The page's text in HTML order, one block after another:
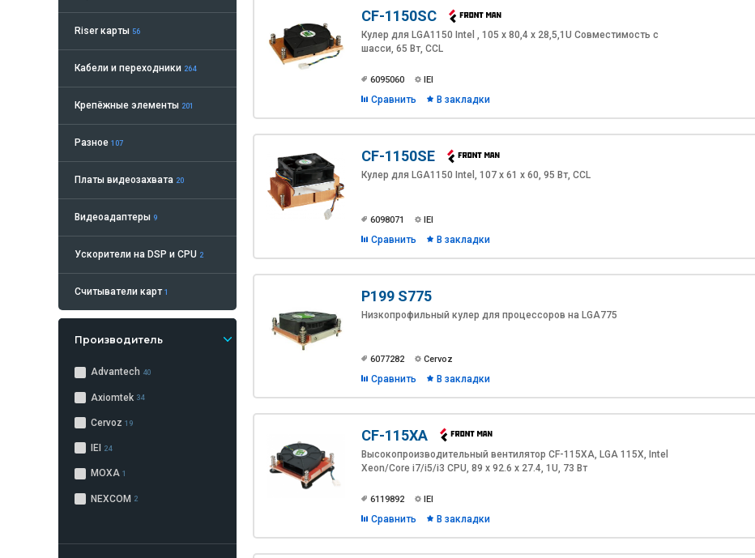
Riser карты 56
Кабели и переходники 264
Крепёжные элементы 201
Разное 107
Платы видеозахвата 20
Видеоадаптеры 9
Ускорители на DSP и CPU 2
Считыватели карт 1
Производитель
Advantech 40
Axiomtek 34
Cervoz 19
IEI 24
MOXA 1
NEXCOM 2
CF-1150SC
Кулер для LGA1150 Intel , 105 х 80,4 х 28,5,1U Совместимость с
шасси, 65 Вт, CCL
6095060 IEI
Сравнить В закладки
CF-1150SE
Кулер для LGA1150 Intel, 107 x 61 x 60, 95 Вт, CCL
6098071 IEI
Сравнить В закладки
P199 S775
Низкопрофильный кулер для процессоров на LGA775
6077282 Cervoz
Сравнить В закладки
CF-115XA
Высокопроизводительный вентилятор CF-115XA, LGA 115X, Intel
Xeon/Core i7/i5/i3 CPU, 89 х 92.6 х 27.4, 1U, 73 Вт
6119892 IEI
Сравнить В закладки